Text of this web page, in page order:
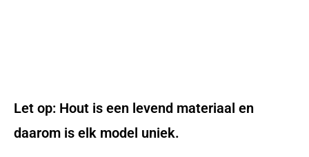
Let op: Hout is een levend materiaal en
daarom is elk model uniek.